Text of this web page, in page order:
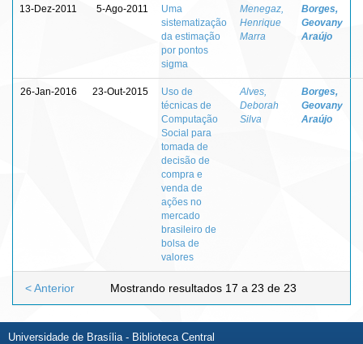
13-Dez-2011 5-Ago-2011
Uma
sistematização
da estimação
por pontos
sigma
Menegaz,
Henrique
Marra
Borges,
Geovany
Araújo
26-Jan-2016 23-Out-2015
Uso de
técnicas de
Computação
Social para
tomada de
decisão de
compra e
venda de
ações no
mercado
brasileiro de
bolsa de
valores
Alves,
Deborah
Silva
Borges,
Geovany
Araújo
Mostrando resultados 17 a 23 de 23
< Anterior
Universidade de Brasília - Biblioteca Central